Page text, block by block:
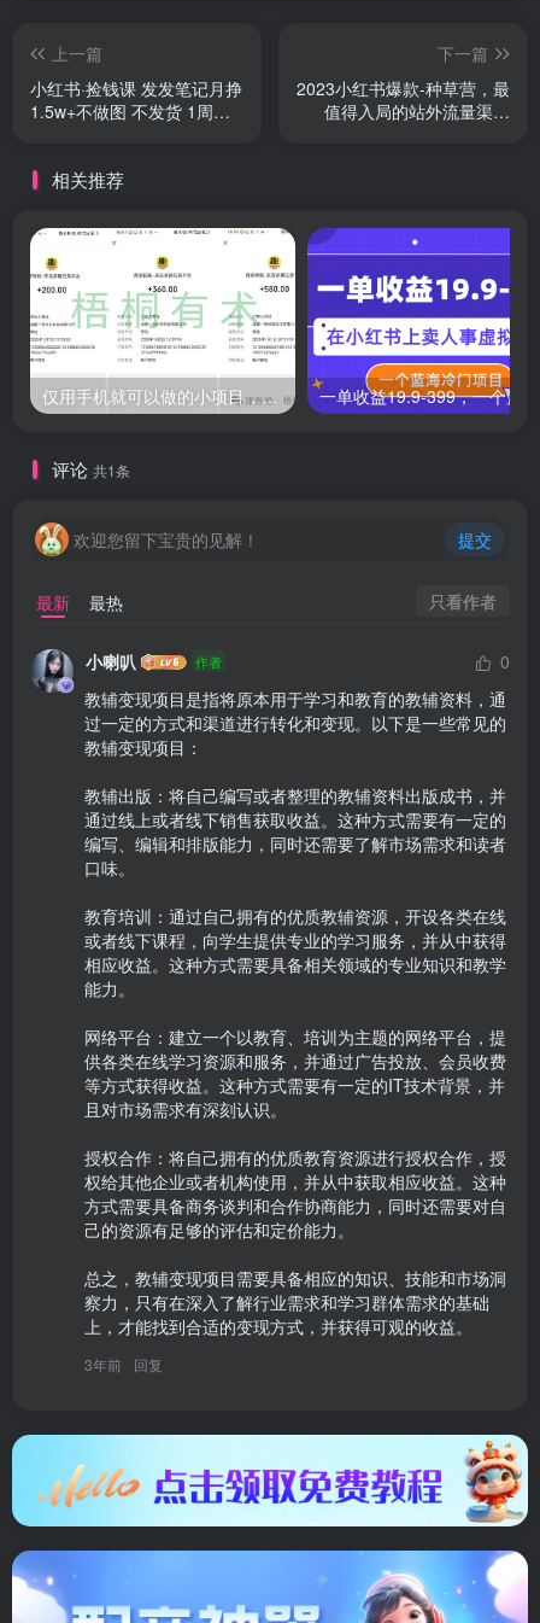
上一篇
小红书·捡钱课 发发笔记月挣
1.5w+不做图 不发货 1周就
下一篇
2023小红书爆款-种草营，最
值得入局的站外流量渠道
相关推荐
仅用手机就可以做的小项目，当天就能见钱，每天100-300
评论 共1条
欢迎您留下宝贵的见解！ 提交
最新 最热 只看作者
小喇叭 作者
0
教辅变现项目是指将原本用于学习和教育的教辅资料，通
过一定的方式和渠道进行转化和变现。以下是一些常见的
教辅变现项目：
教辅出版：将自己编写或者整理的教辅资料出版成书，并
通过线上或者线下销售获取收益。这种方式需要有一定的
编写、编辑和排版能力，同时还需要了解市场需求和读者
口味。
教育培训：通过自己拥有的优质教辅资源，开设各类在线
或者线下课程，向学生提供专业的学习服务，并从中获得
相应收益。这种方式需要具备相关领域的专业知识和教学
能力。
网络平台：建立一个以教育、培训为主题的网络平台，提
供各类在线学习资源和服务，并通过广告投放、会员收费
等方式获得收益。这种方式需要有一定的IT技术背景，并
且对市场需求有深刻认识。
授权合作：将自己拥有的优质教育资源进行授权合作，授
权给其他企业或者机构使用，并从中获取相应收益。这种
方式需要具备商务谈判和合作协商能力，同时还需要对自
己的资源有足够的评估和定价能力。
总之，教辅变现项目需要具备相应的知识、技能和市场洞
察力，只有在深入了解行业需求和学习群体需求的基础
上，才能找到合适的变现方式，并获得可观的收益。
3年前 回复